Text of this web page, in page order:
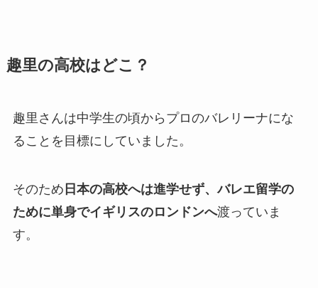
趣里の高校はどこ？
趣里さんは中学生の頃からプロのバレリーナにな
ることを目標にしていました。
そのため 日本の高校へは進学せず、バレエ留学の
ために単身でイギリスのロンドンへ渡っていま
す。